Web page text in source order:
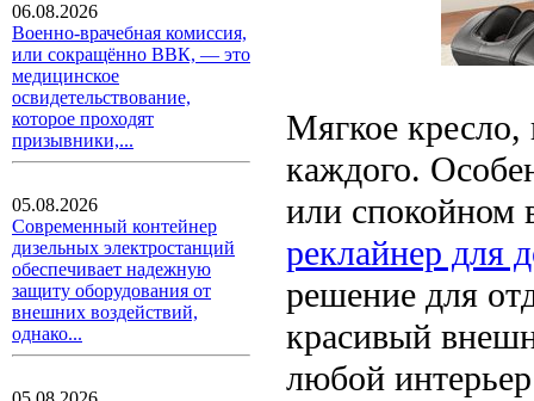
06.08.2026
Военно-врачебная комиссия,
или сокращённо ВВК, — это
медицинское
освидетельствование,
которое проходят
призывники,...
05.08.2026
Современный контейнер
дизельных электростанций
обеспечивает надежную
защиту оборудования от
внешних воздействий,
однако...
Мягкое кресло,
каждого.
или спокойном
реклайнер для
решение для
красивый
любой